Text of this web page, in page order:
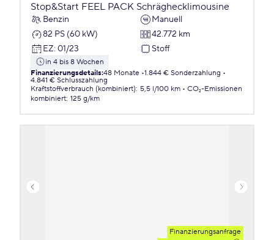
Stop&Start FEEL PACK Schräghecklimousine
Benzin
Manuell
82 PS (60 kW)
42.772 km
EZ: 01/23 Stoff
in 4 bis 8 Wochen
Finanzierungsdetails:48 Monate 1.844 € Sonderzahlung
4.841 € Schlusszahlung
Kraftstoffverbrauch (kombiniert): 5,5 l/100 km
CO₂-Emissionen
kombiniert: 125 g/km
Finanzierungsanfrage